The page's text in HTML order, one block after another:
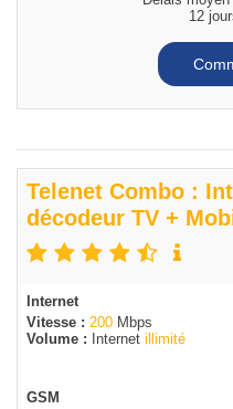
12
Telenet Combo :
décodeur TV +
Internet
Vitesse : 200 Mbps
Volume :
Internet illimité
GSM